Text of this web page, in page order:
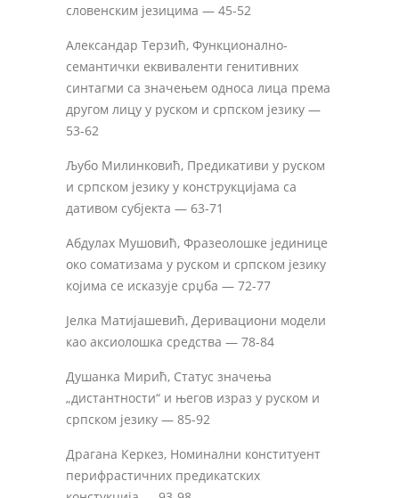
словенским језицима — 45-52
Александар Терзић, Функционално-
семантички еквиваленти генитивних
синтагми са значењем односа лица према
другом лицу у руском и српском језику —
53-62
Љубо Милинковић, Предикативи у руском
и српском језику у конструкцијама са
дативом субјекта — 63-71
Абдулах Мушовић, Фразеолошке јединице
око соматизама у руском и српском језику
којима се исказује срџба — 72-77
Јелка Матијашевић, Деривациони модели
као аксиолошка средства — 78-84
Душанка Мирић, Статус значења
„дистантности“ и његов израз у руском и
српском језику — 85-92
Драгана Керкез, Номинални конституент
перифрастичних предикатских